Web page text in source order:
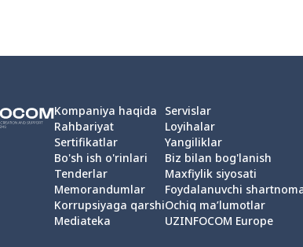
Kompaniya haqida
Rahbariyat
Sertifikatlar
Bo'sh ish o'rinlari
Tenderlar
Memorandumlar
Korrupsiyaga qarshi
Mediateka
Servislar
Loyihalar
Yangiliklar
Biz bilan bog'lanish
Maxfiylik siyosati
Foydalanuvchi
Ochiq ma’lumotlar
UZINFOCOM Europe